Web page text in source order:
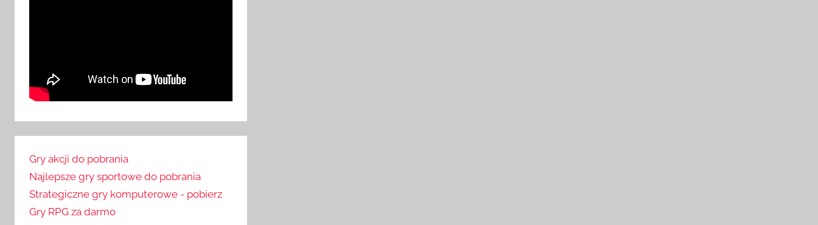
Gry akcji do pobrania
Najlepsze gry sportowe do pobrania
Strategiczne gry komputerowe - pobierz
Gry RPG za darmo